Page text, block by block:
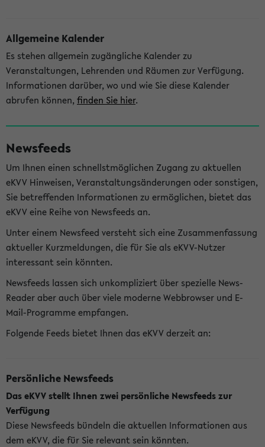
Allgemeine Kalender
Es stehen allgemein zugängliche Kalender zu
Veranstaltungen, Lehrenden und Räumen zur Verfügung.
Informationen darüber, wo und wie Sie diese Kalender
abrufen können, finden Sie hier.
Newsfeeds
Um Ihnen einen schnellstmöglichen Zugang zu aktuellen
eKVV Hinweisen, Veranstaltungsänderungen oder sonstigen,
Sie betreffenden Informationen zu ermöglichen, bietet das
eKVV eine Reihe von Newsfeeds an.
Unter einem Newsfeed versteht sich eine Zusammenfassung
aktueller Kurzmeldungen, die für Sie als eKVV-Nutzer
interessant sein könnten.
Newsfeeds lassen sich unkompliziert über spezielle News-
Reader aber auch über viele moderne Webbrowser und E-
Mail-Programme empfangen.
Folgende Feeds bietet Ihnen das eKVV derzeit an:
Persönliche Newsfeeds
Das eKVV stellt Ihnen zwei persönliche Newsfeeds zur
Verfügung
Diese Newsfeeds bündeln die aktuellen Informationen aus
dem eKVV, die für Sie relevant sein könnten.